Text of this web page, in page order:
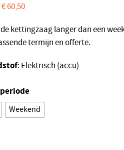
€60,50
kettingzaag langer dan een
termijn en offerte.
: Elektrisch (accu)
Weekend